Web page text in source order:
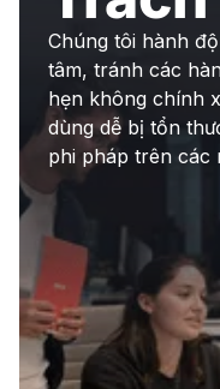
Chúng tôi hành
tâm, tránh các
hẹn không chính
dùng dễ bị tổn
phi pháp trên các